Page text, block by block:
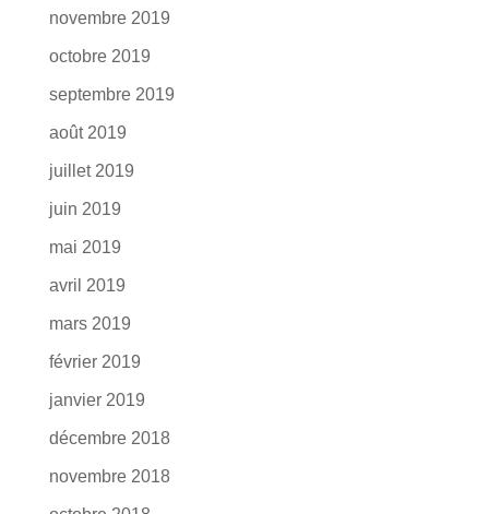
novembre 2019
octobre 2019
septembre 2019
août 2019
juillet 2019
juin 2019
mai 2019
avril 2019
mars 2019
février 2019
janvier 2019
décembre 2018
novembre 2018